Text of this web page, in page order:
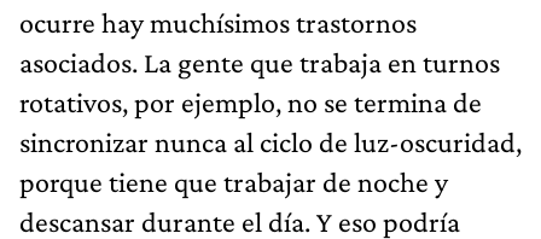
ocurre hay muchísimos trastornos
asociados. La gente que trabaja en turnos
rotativos, por ejemplo, no se termina de
sincronizar nunca al ciclo de luz-oscuridad,
porque tiene que trabajar de noche y
descansar durante el día. Y eso podría